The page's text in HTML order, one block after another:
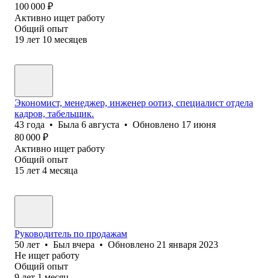
100 000 ₽
Активно ищет работу
Общий опыт
19 лет 10 месяцев
Экономист, менеджер, инженер оотиз, специалист отдела
кадров, табельщик.
43 года • Была 6 августа • Обновлено 17 июня
80 000 ₽
Активно ищет работу
Общий опыт
15 лет 4 месяца
Руководитель по продажам
50 лет • Был вчера • Обновлено 21 января 2023
Не ищет работу
Общий опыт